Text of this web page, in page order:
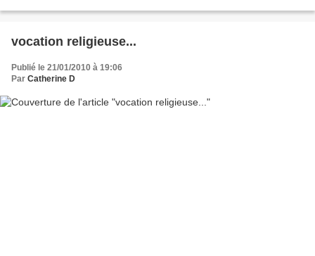
vocation religieuse...
Publié le 21/01/2010 à 19:06
Par Catherine D